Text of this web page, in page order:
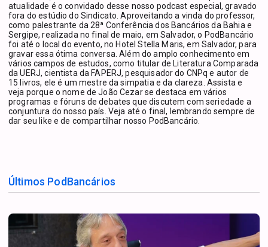
atualidade é o convidado desse nosso podcast especial, gravado
fora do estúdio do Sindicato. Aproveitando a vinda do professor,
como palestrante da 28ª Conferência dos Bancários da Bahia e
Sergipe, realizada no final de maio, em Salvador, o PodBancário
foi até o local do evento, no Hotel Stella Maris, em Salvador, para
gravar essa ótima conversa. Além do amplo conhecimento em
vários campos de estudos, como titular de Literatura Comparada
da UERJ, cientista da FAPERJ, pesquisador do CNPq e autor de
15 livros, ele é um mestre da simpatia e da clareza. Assista e
veja porque o nome de João Cezar se destaca em vários
programas e fóruns de debates que discutem com seriedade a
conjuntura do nosso país. Veja até o final, lembrando sempre de
dar seu like e de compartilhar nosso PodBancário.
Últimos PodBancários